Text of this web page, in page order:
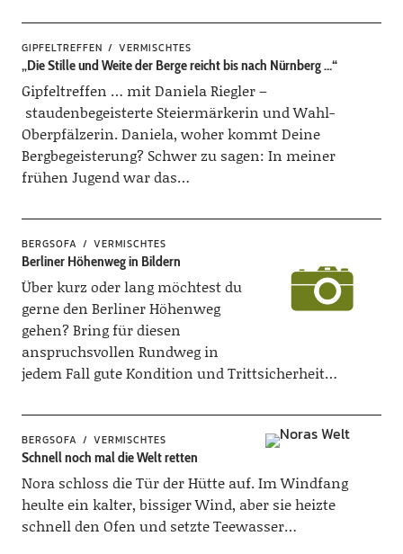
GIPFELTREFFEN VERMISCHTES
„Die Stille und Weite der Berge reicht bis nach Nürnberg …“
Gipfeltreffen … mit Daniela Riegler –
staudenbegeisterte Steiermärkerin und Wahl-
Oberpfälzerin. Daniela, woher kommt Deine
Bergbegeisterung? Schwer zu sagen: In meiner
frühen Jugend war das…
BERGSOFA VERMISCHTES
Berliner Höhenweg in Bildern
Über kurz oder lang möchtest du
gerne den Berliner Höhenweg
gehen? Bring für diesen
anspruchsvollen Rundweg in
jedem Fall gute Kondition und Trittsicherheit…
BERGSOFA VERMISCHTES
Schnell noch mal die Welt retten
Nora schloss die Tür der Hütte auf. Im Windfang
heulte ein kalter, bissiger Wind, aber sie heizte
schnell den Ofen und setzte Teewasser…